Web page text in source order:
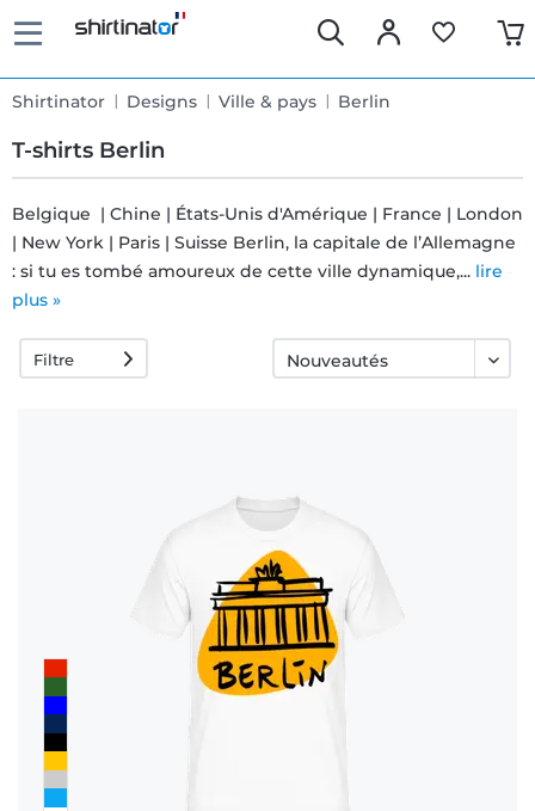
Shirtinator Designs Ville & pays Berlin
T-shirts Berlin
Livraison
Échange
Belgique | Chine | États-Unis d'Amérique | France | London
| New York | Paris | Suisse Berlin, la capitale de l’Allemagne
: si tu es tombé amoureux de cette ville dynamique,... lire
plus »
Filtre